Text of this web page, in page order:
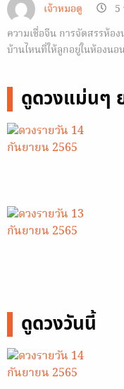
เจ้าหมอดู
5
ความเชื่อจีน การจัดสรรห้อ
บ้านไหนที่ให้ลูกอยู่ในห้องน
ดูดวงแม่นๆ
ดูดวงวันนี้